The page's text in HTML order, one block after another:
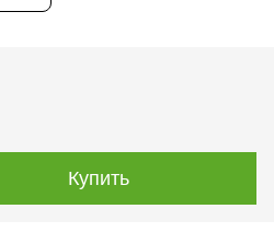
Купить